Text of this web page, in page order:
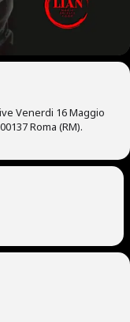
Venerdi 16 Maggio
Roma (RM).